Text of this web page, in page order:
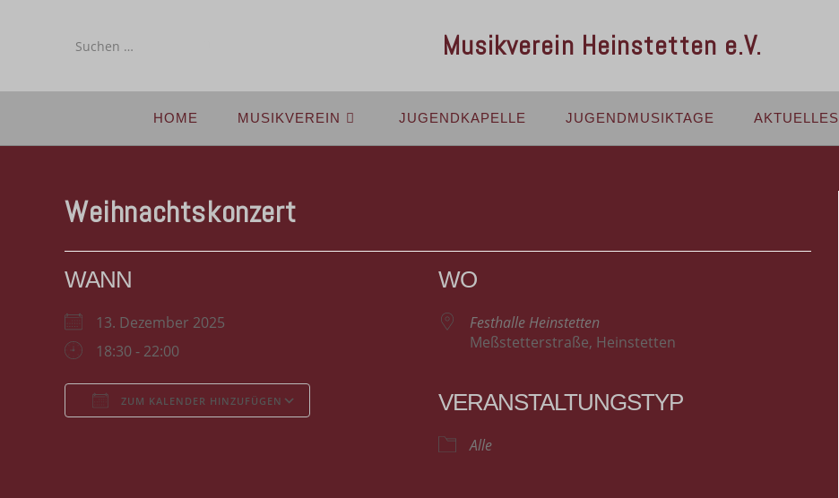
Diese
durchsuchen
Musikverein Heinstetten e.V.
HOME MUSIKVEREIN JUGENDKAPELLE JUGENDMUSIKTAGE AKTUELLES
Weihnachtskonzert
WANN
13. Dezember 2025
18:30 - 22:00
ZUM KALENDER HINZUFÜGEN
WO
Festhalle Heinstetten
Meßstetterstraße, Heinstetten
VERANSTALTUNGSTYP
Alle